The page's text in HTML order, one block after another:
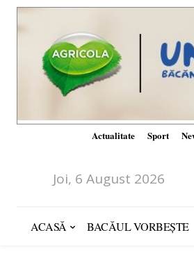
Actualitate Sport
Joi, 6 August 2026
ACASĂ BACĂUL VORBEȘTE